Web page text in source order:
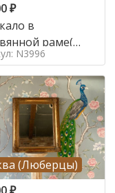
₽
в
раме(
в стиле
N3996
(Люберцы)